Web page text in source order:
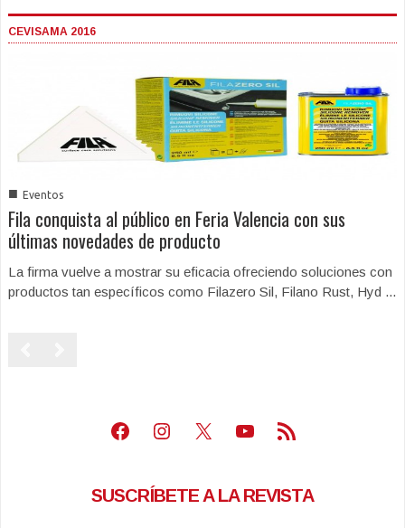
CEVISAMA 2016
■ Eventos
Fila conquista al público en Feria Valencia con sus
últimas novedades de producto
La firma vuelve a mostrar su eficacia ofreciendo soluciones con
productos tan específicos como Filazero Sil, Filano Rust, Hyd ...
Facebook
Instagram
X Youtube
Feed RSS
SUSCRÍBETE A LA REVISTA